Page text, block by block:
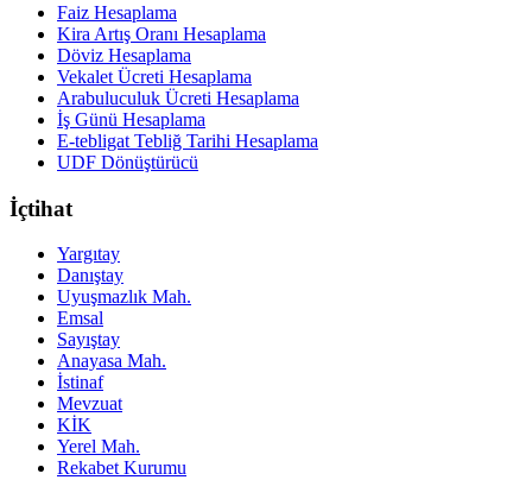
Faiz Hesaplama
Kira Artış Oranı Hesaplama
Döviz Hesaplama
Vekalet Ücreti Hesaplama
Arabuluculuk Ücreti Hesaplama
İş Günü Hesaplama
E-tebligat Tebliğ Tarihi Hesaplama
UDF Dönüştürücü
İçtihat
Yargıtay
Danıştay
Uyuşmazlık Mah.
Emsal
Sayıştay
Anayasa Mah.
İstinaf
Mevzuat
KİK
Yerel Mah.
Rekabet Kurumu